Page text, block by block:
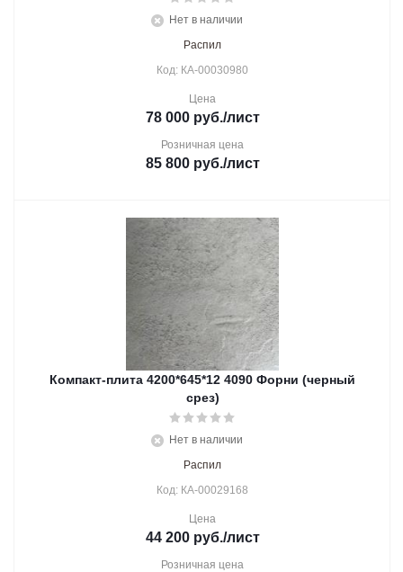
Нет в наличии
Распил
Код: КА-00030980
Цена
78 000руб./лист
Розничная цена
85 800руб./лист
Компакт-плита 4200*645*12 4090 Форни (черный
срез)
Нет в наличии
Распил
Код: КА-00029168
Цена
44 200руб./лист
Розничная цена